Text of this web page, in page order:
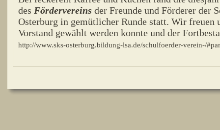
des Fördervereins der Freunde und Förderer der
Osterburg in gemütlicher Runde statt. Wir freuen
Vorstand gewählt werden konnte und der
http://www.sks-osterburg.bildung-lsa.de/schulfoerder-verein-/